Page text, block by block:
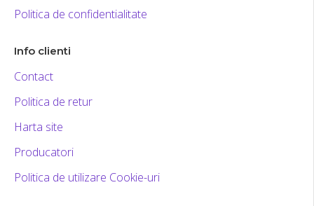
Politica de confidentialitate
Info clienti
Contact
Politica de retur
Harta site
Producatori
Politica de utilizare Cookie-uri